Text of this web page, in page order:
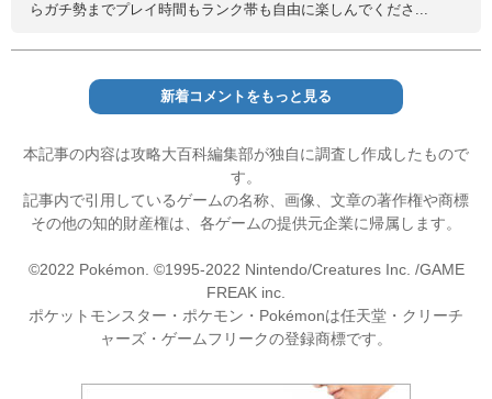
らガチ勢までプレイ時間もランク帯も自由に楽しんでくださ...
新着コメントをもっと見る
本記事の内容は攻略大百科編集部が独自に調査し作成したもので
す。
記事内で引用しているゲームの名称、画像、文章の著作権や商標
その他の知的財産権は、各ゲームの提供元企業に帰属します。
©2022 Pokémon. ©1995-2022 Nintendo/Creatures Inc. /GAME
FREAK inc.
ポケットモンスター・ポケモン・Pokémonは任天堂・クリーチ
ャーズ・ゲームフリークの登録商標です。